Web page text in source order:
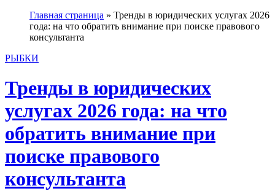
Главная страница » Тренды в юридических услугах 2026
года: на что обратить внимание при поиске правового
консультанта
РЫБКИ
Тренды в юридических
услугах 2026 года: на что
обратить внимание при
поиске правового
консультанта